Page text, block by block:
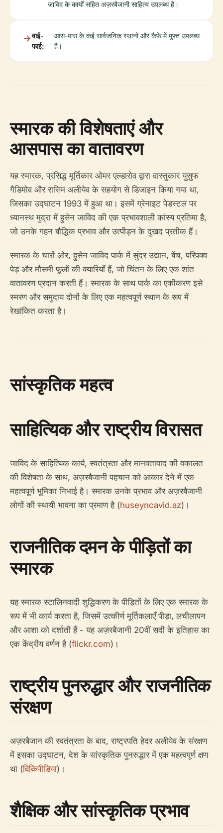
जाविद के कार्यों सहित अज़रबैजानी साहित्य उपलब्ध हैं।
वाई-
फाई:
आस-पास के कई सार्वजनिक स्थानों और कैफे में मुफ्त उपलब्ध
है।
स्मारक की विशेषताएं और
आसपास का वातावरण
यह स्मारक, प्रसिद्ध मूर्तिकार ओमर एल्डारोव द्वारा वास्तुकार युसुफ
गैडिमोव और रासिम अलीयेव के सहयोग से डिजाइन किया गया था,
जिसका उद्घाटन 1993 में हुआ था। इसमें ग्रेनाइट पेडस्टल पर
ध्यानस्थ मुद्रा में हुसेन जाविद की एक प्रभावशाली कांस्य प्रतिमा है,
जो उनके गहन बौद्धिक प्रभाव और उत्पीड़न के दुखद प्रतीक हैं।
स्मारक के चारों ओर, हुसेन जाविद पार्क में सुंदर उद्यान, बेंच, परिपक्व
पेड़ और मौसमी फूलों की क्यारियाँ हैं, जो चिंतन के लिए एक शांत
वातावरण प्रदान करती हैं। स्मारक के साथ पार्क का एकीकरण इसे
स्मरण और समुदाय दोनों के लिए एक महत्वपूर्ण स्थान के रूप में
रेखांकित करता है।
सांस्कृतिक महत्व
साहित्यिक और राष्ट्रीय विरासत
जाविद के साहित्यिक कार्य, स्वतंत्रता और मानवतावाद की वकालत
की विशेषता के साथ, अज़रबैजानी पहचान को आकार देने में एक
महत्वपूर्ण भूमिका निभाई है। स्मारक उनके प्रभाव और अज़रबैजानी
लोगों की स्थायी भावना का प्रमाण है (huseyncavid.az)।
राजनीतिक दमन के पीड़ितों का
स्मारक
यह स्मारक स्टालिनवादी शुद्धिकरण के पीड़ितों के लिए एक स्मारक के
रूप में भी कार्य करता है, जिसमें उत्कीर्ण मूर्तिकलाएँ पीड़ा, लचीलापन
और आशा को दर्शाती हैं - यह अज़रबैजानी 20वीं सदी के इतिहास का
एक केंद्रीय वर्णन है (flickr.com)।
राष्ट्रीय पुनरुद्धार और राजनीतिक
संरक्षण
अज़रबैजान की स्वतंत्रता के बाद, राष्ट्रपति हेदर अलीयेव के संरक्षण
में इसका उद्घाटन, देश के सांस्कृतिक पुनरुद्धार में एक महत्वपूर्ण क्षण
था (विकिपीडिया)।
शैक्षिक और सांस्कृतिक प्रभाव